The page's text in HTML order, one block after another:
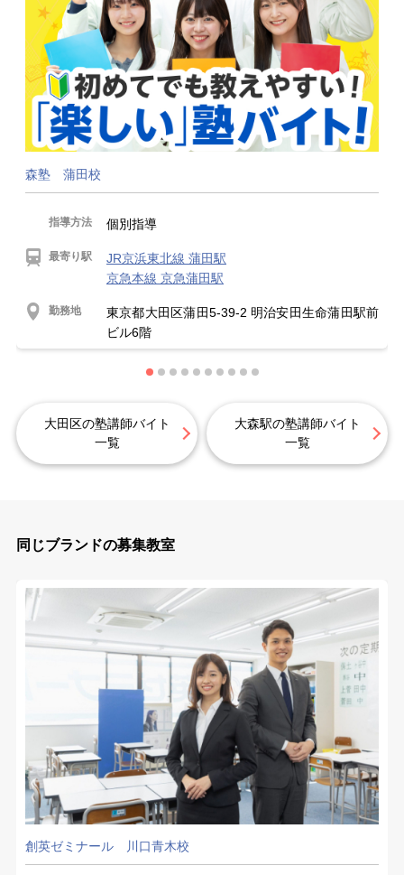
森塾 蒲田校
指導方法 個別指導
最寄り駅
JR京浜東北線 蒲田駅
京急本線 京急蒲田駅
勤務地
東京都大田区蒲田5-39-2 明治安田生命蒲田駅前
ビル6階
大田区の塾講師バイト
一覧
大森駅の塾講師バイト
一覧
同じブランドの募集教室
創英ゼミナール 川口青木校